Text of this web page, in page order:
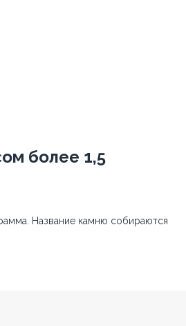
более 1,5
Название камню собираются